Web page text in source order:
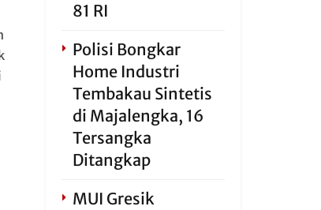
81 RI
Polisi Bongkar
Home Industri
Tembakau Sintetis
di Majalengka, 16
Tersangka
Ditangkap
MUI Gresik